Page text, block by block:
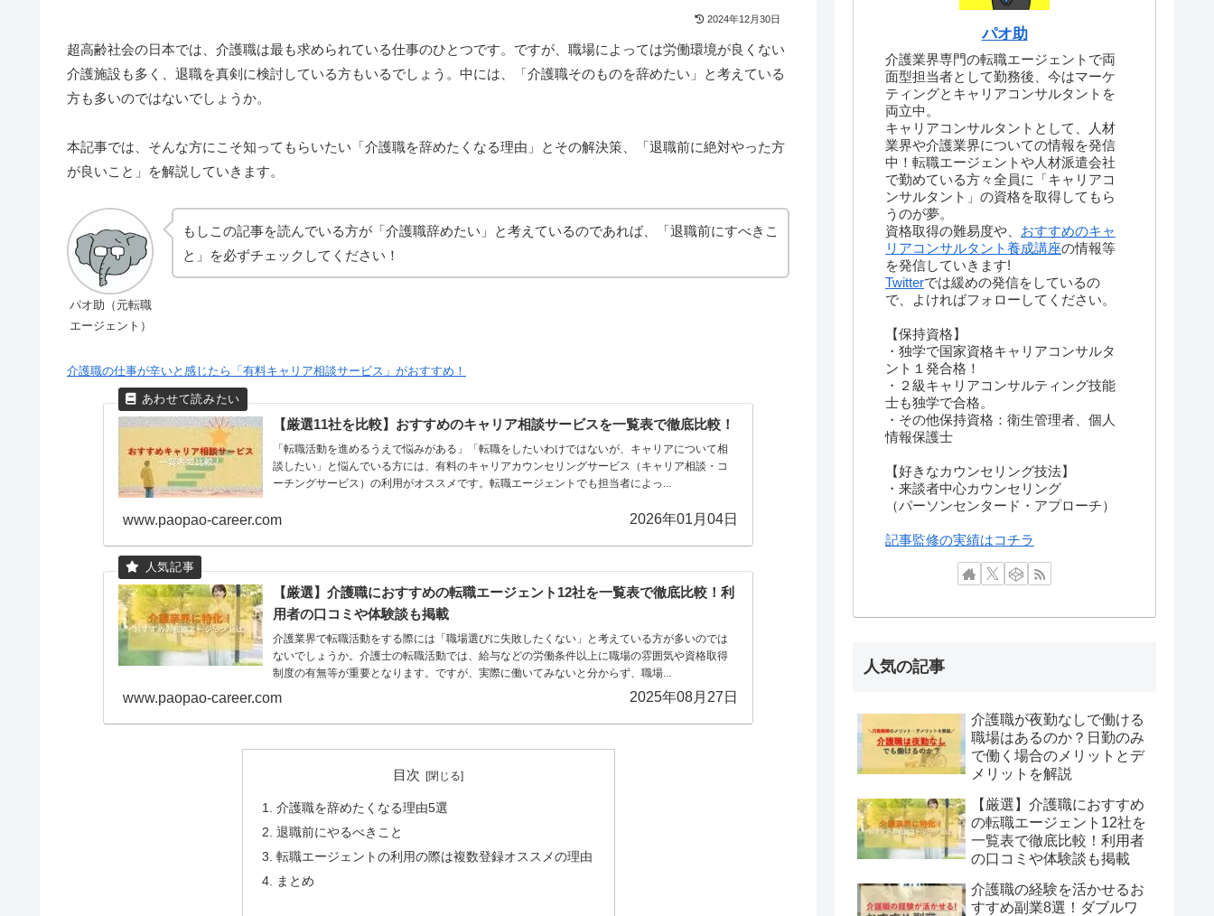
2024年12月30日
超高齢社会の日本では、介護職は最も求められている仕事のひとつです。ですが、職場によっては労働環境が良くない
介護施設も多く、退職を真剣に検討している方もいるでしょう。中には、「介護職そのものを辞めたい」と考えている
方も多いのではないでしょうか。
本記事では、そんな方にこそ知ってもらいたい「介護職を辞めたくなる理由」とその解決策、「退職前に絶対やった方
が良いこと」を解説していきます。
パオ助（元転職
エージェント）
もしこの記事を読んでいる方が「介護職辞めたい」と考えているのであれば、「退職前にすべきこ
と」を必ずチェックしてください！
介護職の仕事が辛いと感じたら「有料キャリア相談サービス」がおすすめ！
【厳選11社を比較】おすすめのキャリア相談サービスを一覧表で徹底比較！
「転職活動を進めるうえで悩みがある」「転職をしたいわけではないが、キャリアについて相
談したい」と悩んでいる方には、有料のキャリアカウンセリングサービス（キャリア相談・コ
ーチングサービス）の利用がオススメです。転職エージェントでも担当者によっ...
www.paopao-career.com 2026年01月04日
【厳選】介護職におすすめの転職エージェント12社を一覧表で徹底比較！利
用者の口コミや体験談も掲載
介護業界で転職活動をする際には「職場選びに失敗したくない」と考えている方が多いのでは
ないでしょうか。介護士の転職活動では、給与などの労働条件以上に職場の雰囲気や資格取得
制度の有無等が重要となります。ですが、実際に働いてみないと分からず、職場...
www.paopao-career.com 2025年08月27日
目次
介護職を辞めたくなる理由5選
退職前にやるべきこと
転職エージェントの利用の際は複数登録オススメの理由
まとめ
パオ助
介護業界専門の転職エージェントで両
面型担当者として勤務後、今はマーケ
ティングとキャリアコンサルタントを
両立中。
キャリアコンサルタントとして、人材
業界や介護業界についての情報を発信
中！転職エージェントや人材派遣会社
で勤めている方々全員に「キャリアコ
ンサルタント」の資格を取得してもら
うのが夢。
資格取得の難易度や、 おすすめのキャ
リアコンサルタント養成講座の情報等
を発信していきます!
Twitterでは緩めの発信をしているの
で、よければフォローしてください。
【保持資格】
・独学で国家資格キャリアコンサルタ
ント１発合格！
・２級キャリアコンサルティング技能
士も独学で合格。
・その他保持資格：衛生管理者、個人
情報保護士
【好きなカウンセリング技法】
・来談者中心カウンセリング
（パーソンセンタード・アプローチ）
記事監修の実績はコチラ
人気の記事
介護職が夜勤なしで働ける
職場はあるのか？日勤のみ
で働く場合のメリットとデ
メリットを解説
【厳選】介護職におすすめ
の転職エージェント12社を
一覧表で徹底比較！利用者
の口コミや体験談も掲載
介護職の経験を活かせるお
すすめ副業8選！ダブルワ